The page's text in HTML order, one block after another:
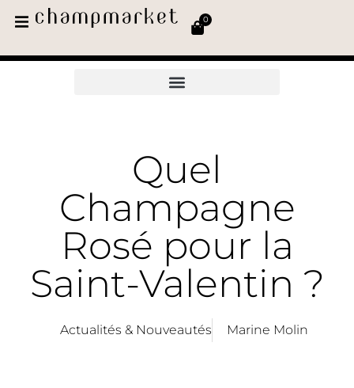
0
Quel
Champagne
Rosé pour la
Saint-Valentin ?
Actualités & Nouveautés Marine Molin